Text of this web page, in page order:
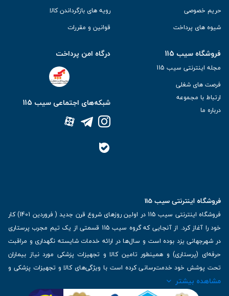
حریم خصوصی
شیوه های پرداخت
رویه های بازگرداندن کالا
قوانین و مقررات
فروشگاه سیب 115
مجله اینترنتی سیب 115
فرصت های شغلی
ارتباط با مجموعه
درباره ما
درگاه امن پرداخت
شبکه‌های اجتماعی سیب 115
فروشگاه اینترنتی سیب 115
فروشگاه اینترنتی سیب 115 در اولین روزهای شروع قرن جدید ( فروردین 1401) کار
خود را آغاز کرد. از آنجایی که گروه سیب 115 قسمتی از یک تیم مجرب پرستاری
در شهرجهانی یزد بوده است و سال‌ها در ارائه خدمات شایسته نگهداری و مراقبت
حرفه‌ای (پرستاری) و همینطور تامین کالا و تجهیزات پزشکی مورد نیاز بیماران
تحت پوشش خود خدمت‌رسانی کرده است با ویژگی‌های کالا و تجهیزات پزشکی و
برترین برندهای موجود در بازار اطلاعات بسیار ارزشمندی را دارا می‌باشد
مشاهده بیشتر